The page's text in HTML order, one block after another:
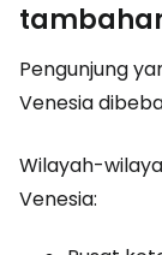
Pengunjung
Venesia
Wilayah-
Venesia: